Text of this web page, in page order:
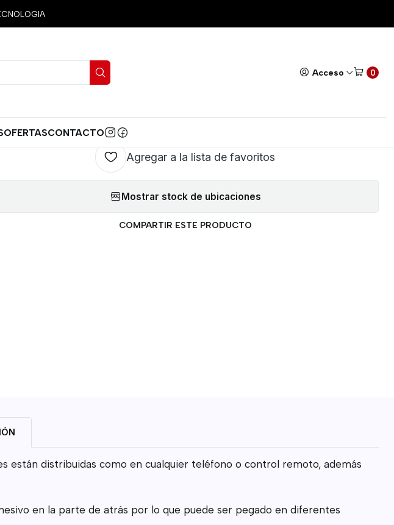
Acceso 0
OFERTASCONTACTO
MEMBRANA 4X4 AUTO ADHESIVO
TECLADO MATRICIAL MEMBRANA
4X4 AUTO ADHESIVO
AGREGAR AL CARRITO COMPRAR AHORA
Agregar a la lista de favoritos
Mostrar stock de ubicaciones
COMPARTIR ESTE PRODUCTO
están distribuidas como en cualquier teléfono o control remoto, además
en la parte de atrás por lo que puede ser pegado en diferentes